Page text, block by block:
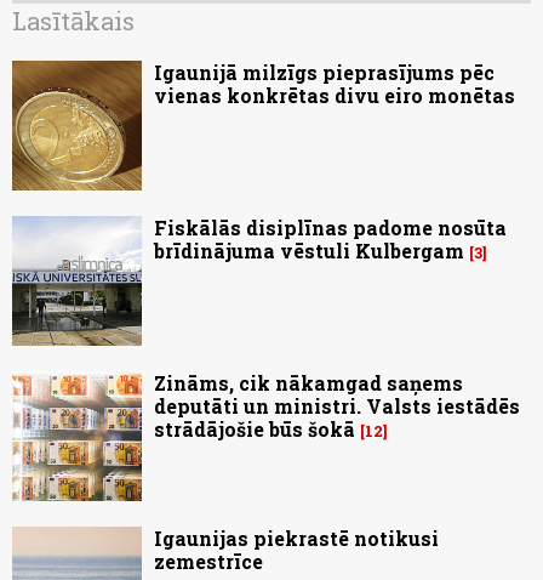
Lasītākais
Igaunijā milzīgs pieprasījums pēc
vienas konkrētas divu eiro monētas
Fiskālās disiplīnas padome nosūta
brīdinājuma vēstuli Kulbergam 3
Zināms, cik nākamgad saņems
deputāti un ministri. Valsts iestādēs
strādājošie būs šokā
12
Igaunijas piekrastē notikusi
zemestrīce